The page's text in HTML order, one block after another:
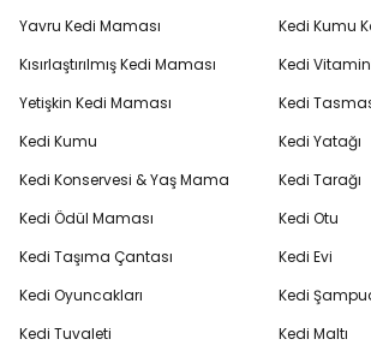
eğlenceli kedi oyuncakları kedi
Köpek Pet Shop Ürünleri ile
mamaları, konforları ve mutlulukları için
köpek oyuncakları
, güvenlikleri için
avantajlarıyla sizlerle buluşturuluyor.
Kuş Pet Shop Ürünleri ile Minik
Mutluluk
Yavru Kedi Maması
Kısırlaştırılmış Kedi Maması
Yetişkin Kedi Maması
Kedi Kumu
Kedi Konservesi & Yaş Mama
Kedi Ödül Maması
Kedi Taşıma Çantası
Kedi Oyuncakları
Kedi Tuvaleti
Kedi Kumu
Kedi
Kedi
Kedi Yatağı
Kedi Tarağı
Kedi Otu
Kedi Evi
Kedi
Kedi Maltı